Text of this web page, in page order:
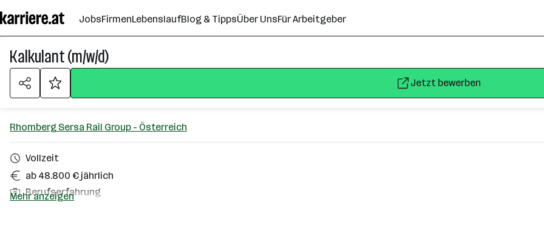
Seiteninhalt
springen
JobsFirmenLebenslaufBlog & TippsÜber UnsFür Arbeitgeber
Kalkulant (m/w/d)
Jetzt bewerben
Rhomberg Sersa Rail Group - Österreich
Vollzeit
ab 48.800 € jährlich
Berufserfahrung
Mehr anzeigen